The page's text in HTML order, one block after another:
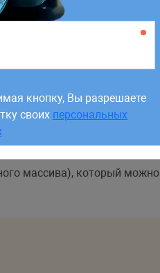
массива), который можно
кнопку, Вы разрешаете
кнопку, Вы разрешаете
своих персональных